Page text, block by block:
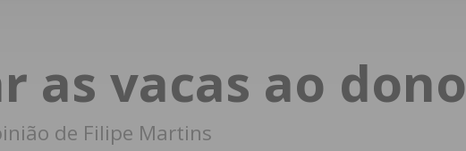
as vacas ao dono
de Filipe Martins